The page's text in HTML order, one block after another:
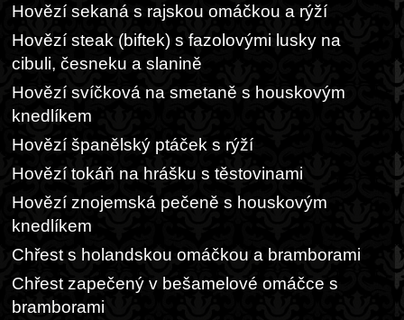
Hovězí sekaná s rajskou omáčkou a rýží
Hovězí steak (biftek) s fazolovými lusky na
cibuli, česneku a slanině
Hovězí svíčková na smetaně s houskovým
knedlíkem
Hovězí španělský ptáček s rýží
Hovězí tokáň na hrášku s těstovinami
Hovězí znojemská pečeně s houskovým
knedlíkem
Chřest s holandskou omáčkou a bramborami
Chřest zapečený v bešamelové omáčce s
bramborami